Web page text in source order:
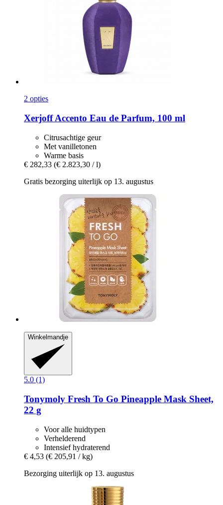
2 opties
XerjoffAccento Eau de Parfum, 100 ml
Citrusachtige geur
Met vanilletonen
Warme basis
€ 282,33 (€ 2.823,30 / l)
Gratis bezorging uiterlijk op 13. augustus
Winkelmandje
5.0 (1)
Tonymoly Fresh To Go Pineapple Mask Sheet,
22 g
Voor alle huidtypen
Verhelderend
Intensief hydraterend
€ 4,53 (€ 205,91 / kg)
Bezorging uiterlijk op 13. augustus